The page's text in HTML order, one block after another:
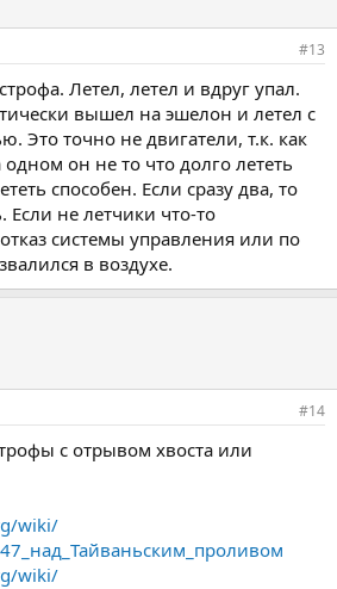
#13
Летел, летел и вдруг упал.
вышел на эшелон и летел с
Это точно не двигатели, т.к. как
он не то что долго лететь
способен. Если сразу два, то
не летчики что-то
системы управления или по
в воздухе.
#14
с отрывом хвоста или
wiki/
wiki/